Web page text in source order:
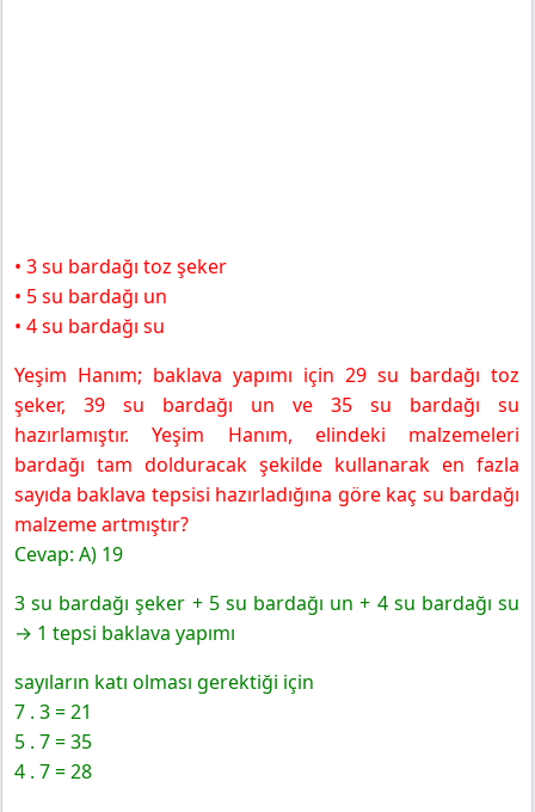
• 3 su bardağı toz şeker
• 5 su bardağı un
• 4 su bardağı su
Yeşim Hanım; baklava yapımı için 29 su bardağı toz
şeker, 39 su bardağı un ve 35 su bardağı su
hazırlamıştır. Yeşim Hanım, elindeki malzemeleri
bardağı tam dolduracak şekilde kullanarak en fazla
sayıda baklava tepsisi hazırladığına göre kaç su bardağı
malzeme artmıştır?
Cevap: A) 19
3 su bardağı şeker + 5 su bardağı un + 4 su bardağı su
→ 1 tepsi baklava yapımı
sayıların katı olması gerektiği için
7 . 3 = 21
5 . 7 = 35
4 . 7 = 28